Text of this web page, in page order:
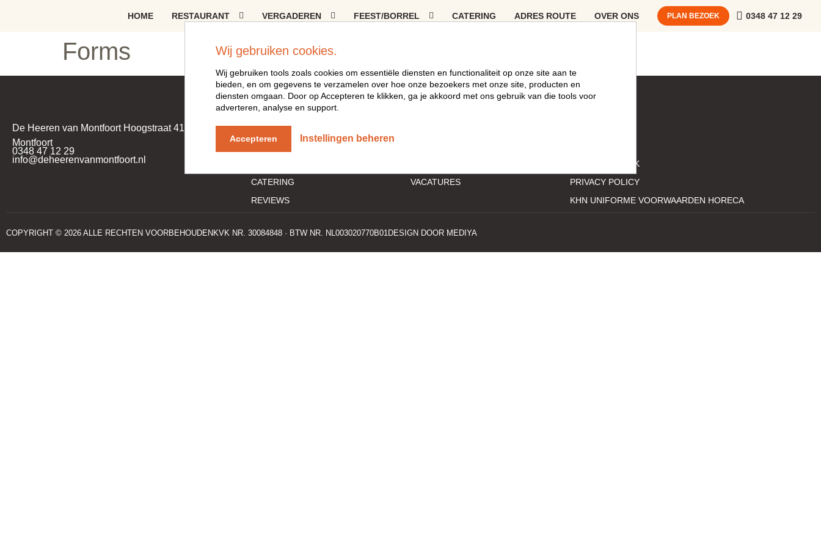
HOME RESTAURANT VERGADEREN FEEST/BORREL CATERING ADRES ROUTE OVER ONS PLAN BEZOEK 0348 47 12 29
Forms
De Heeren van Montfoort Hoogstraat 41 3417 HB
Montfoort
0348 47 12 29
info@deheerenvanmontfoort.nl
SNELLE LINKS
HOME
LUNCH/DINER
CATERING
REVIEWS
VACATURES
KERST ZAKELIJK
PRIVACY POLICY
KHN UNIFORME VOORWAARDEN HORECA
COPYRIGHT © 2026 ALLE RECHTEN VOORBEHOUDEN KVK NR. 30084848 · BTW NR. NL003020770B01DESIGN DOOR MEDIYA
Wij gebruiken cookies.
Wij gebruiken tools zoals cookies om essentiële diensten en functionaliteit op onze site aan te
bieden, en om gegevens te verzamelen over hoe onze bezoekers met onze site, producten en
diensten omgaan. Door op Accepteren te klikken, ga je akkoord met ons gebruik van die tools voor
adverteren, analyse en support.
Accepteren Instellingen beheren